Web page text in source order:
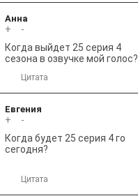
Анна
+
-
Когда выйдет 25 серия 4
сезона в озвучке мой голос?
Цитата
Евгения
+
-
Когда будет 25 серия 4 го
сегодня?
Цитата